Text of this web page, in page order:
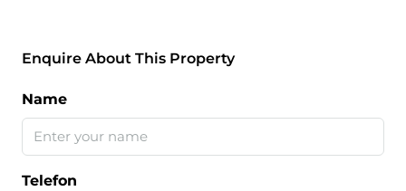
Enquire About This Property
Name
Telefon